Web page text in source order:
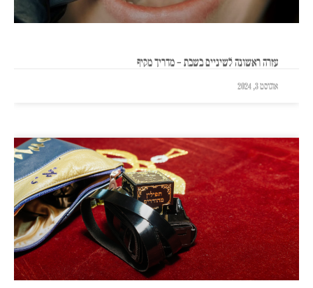
עזרה ראשונה לשיניים בשבת – מדריך מקיף
אוגוסט 3, 2024